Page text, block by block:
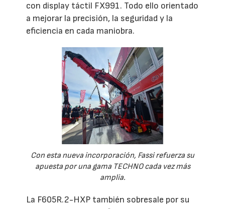
con display táctil FX991. Todo ello orientado
a mejorar la precisión, la seguridad y la
eficiencia en cada maniobra.
Con esta nueva incorporación, Fassi refuerza su
apuesta por una gama TECHNO cada vez más
amplia.
La F605R.2-HXP también sobresale por su